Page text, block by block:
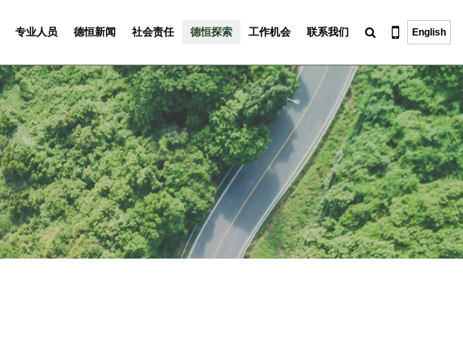
专业人员 德恒新闻 社会责任 德恒探索 工作机会 联系我们 English